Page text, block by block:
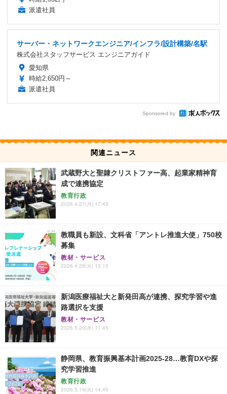
派遣社員
サーバー・ネットワークエンジニア/インフラ/設計構築/名駅
株式会社スタッフサービス エンジニアガイド
愛知県
時給2,650円～
派遣社員
Sponsored by
関連ニュース
武蔵野大と聖隷クリストファー高、起業家精神育
成で連携協定
教育行政
2026.4.27(月) 17:45
教職員も新設、文科省「アントレ推進大使」750校
募集
教材・サービス
2026.4.28(火) 13:15
新潟医療福祉大と新発田高が連携、探究学習や進
路選択を支援
教材・サービス
2026.5.20(水) 11:45
静岡県、教育振興基本計画2025-28…教育DXや探
究学習推進
教育行政
2026.5.19(火) 14:45